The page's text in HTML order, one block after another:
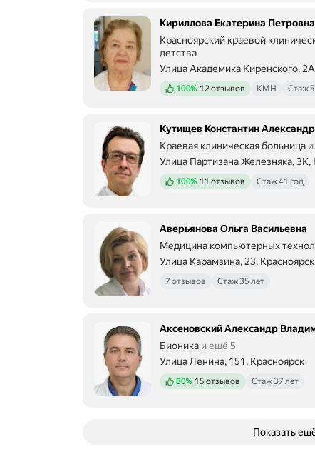
Кириллова Екатерина Петровна
Красноярский краевой
детства
Улица Академика Киренского,
Положительных отзывов
100% 12 отзывов КМН Стаж
Кутищев Константин
Краевая клиническая больница
Улица Партизана Железняка, 3К,
Положительных отзывов
100% 11 отзывов Стаж 41 год
Аверьянова Ольга Васильевна
Медицина компьютерных
Улица Карамзина, 23, Красноярск
7 отзывов Стаж 35 лет
Аксеновский Александр
Бионика и ещё 5
Улица Ленина, 151, Красноярск
Положительных отзывов
80% 15 отзывов Стаж 37 лет
Показать